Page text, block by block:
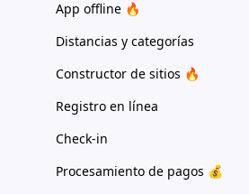
App offline 🔥
Distancias y categorías
Constructor de sitios 🔥
Registro en línea
Check-in
Procesamiento de pagos 💰